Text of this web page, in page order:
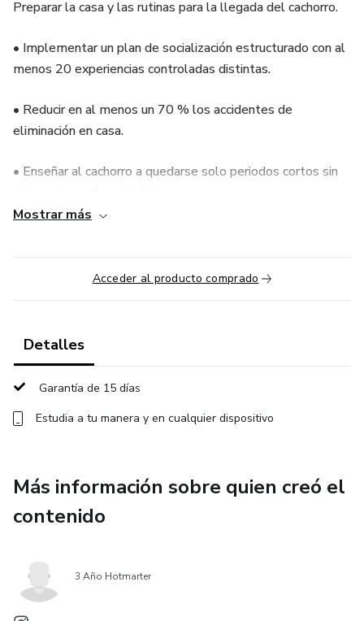
Preparar la casa y las rutinas para la llegada del cachorro.
• Implementar un plan de socialización estructurado con al
menos 20 experiencias controladas distintas.
• Reducir en al menos un 70 % los accidentes de
eliminación en casa.
• Enseñar al cachorro a quedarse solo periodos cortos sin
quieto inicial, bajar la activación
Mostrar más
Acceder al producto comprado
Detalles
Garantía de 15 días
Estudia a tu manera y en cualquier dispositivo
Más información sobre quien creó el
contenido
3 Año Hotmarter